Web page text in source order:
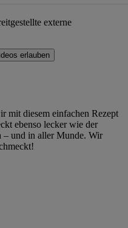
externe
erlauben
mit diesem einfachen Rezept
ebenso lecker wie der
– und in aller Munde. Wir